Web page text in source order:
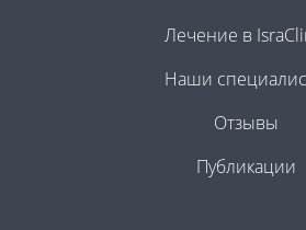
Лечение в
Наши
Отзывы
Публикации